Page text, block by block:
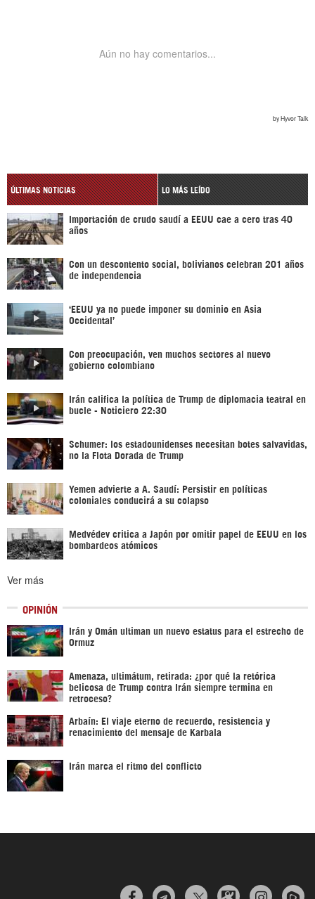
ÚLTIMAS NOTICIAS LO MÁS LEÍDO
Importación de crudo saudí a EEUU cae a cero tras 40
años
Con un descontento social, bolivianos celebran 201 años
de independencia
‘EEUU ya no puede imponer su dominio en Asia
Occidental’
Con preocupación, ven muchos sectores al nuevo
gobierno colombiano
Irán califica la política de Trump de diplomacia teatral en
bucle - Noticiero 22:30
Schumer: los estadounidenses necesitan botes salvavidas,
no la Flota Dorada de Trump
Yemen advierte a A. Saudí: Persistir en políticas
coloniales conducirá a su colapso
Medvédev critica a Japón por omitir papel de EEUU en los
bombardeos atómicos
Ver más
OPINIÓN
Irán y Omán ultiman un nuevo estatus para el estrecho de
Ormuz
Amenaza, ultimátum, retirada: ¿por qué la retórica
belicosa de Trump contra Irán siempre termina en
retroceso?
Arbaín: El viaje eterno de recuerdo, resistencia y
renacimiento del mensaje de Karbala
Irán marca el ritmo del conflicto